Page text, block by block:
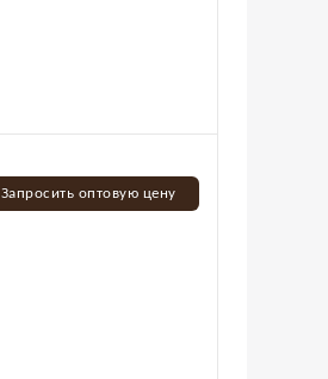
Запросить оптовую цену